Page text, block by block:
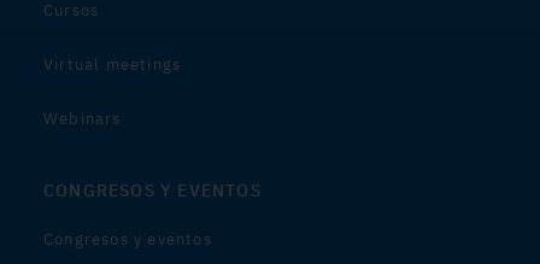
Cursos
Virtual meetings
Webinars
CONGRESOS Y EVENTOS
Congresos y eventos